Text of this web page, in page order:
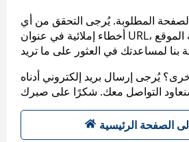
المطلوبة. يُرجى التحقق من أي
أخطاء إملائية في عنوان URL، أو عرض خريطة الموقع
يُرجى إرسال بريد إلكتروني أدناه
الصفحة الرئيسية